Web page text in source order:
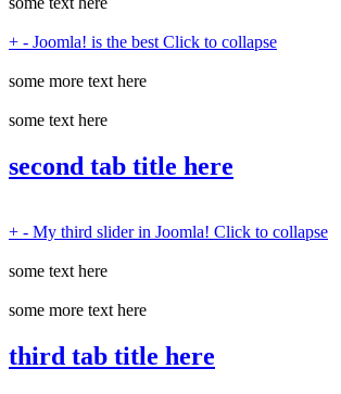
+ - Joomla! is the best Click to collapse
some more text here
some text here
second tab title here
+ - My third slider in Joomla! Click to collapse
some text here
some more text here
third tab title here